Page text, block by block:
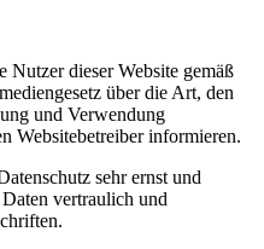
Nutzer dieser Website gemäß
über die Art, den
und Verwendung
Websitebetreiber informieren.
sehr ernst und
vertraulich und